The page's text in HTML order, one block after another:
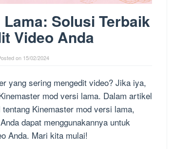
Solusi Terbaik
Video Anda
on 15/02/2024
yang sering mengedit video? Jika iya,
mod versi lama. Dalam artikel
Kinemaster mod versi lama,
dapat menggunakannya untuk
Anda. Mari kita mulai!